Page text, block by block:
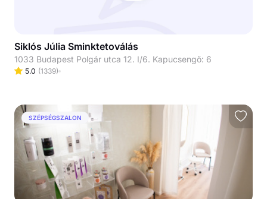
Siklós Júlia Sminktetoválás
1033 Budapest Polgár utca 12. I/6. Kapucsengő: 6
5.0 (1339)
SZÉPSÉGSZALON